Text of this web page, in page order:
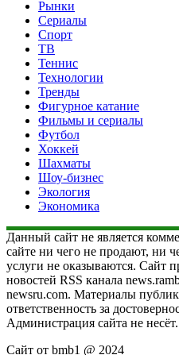
Рынки
Сериалы
Спорт
ТВ
Теннис
Технологии
Тренды
Фигурное катание
Фильмы и сериалы
Футбол
Хоккей
Шахматы
Шоу-бизнес
Экология
Экономика
Данный сайт не является
сайте ни чего не продают, ни
услуги не оказываются. Сайт
новостей RSS канала
newsru.com. Материалы
ответственность за
Администрация сайта не несёт.
Сайт от bmb1 @ 2024